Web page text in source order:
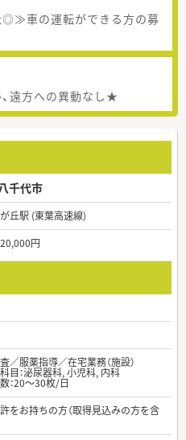
車の運転ができる方の募
遠方への異動なし★
千代市
丘駅 (東葉高速線)
円
／服薬指導／在宅業務（施設）
目：泌尿器科, 小児科, 内科
：20～30枚/日
をお持ちの方（取得見込みの方を含